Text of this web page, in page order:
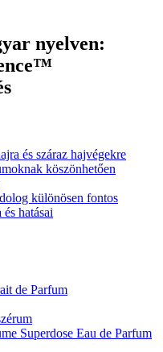
nyelven:
és száraz hajvégekre
köszönhetően
különösen fontos
hatásai
de Parfum
Superdose Eau de Parfum